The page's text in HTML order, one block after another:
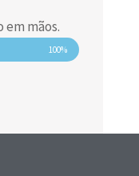
em mãos.
100%